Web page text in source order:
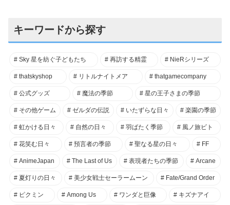
キーワードから探す
Sky 星を紡ぐ子どもたち 再訪する精霊 NieRシリーズ
thatskyshop リトルナイトメア thatgamecompany
公式グッズ 魔法の季節 星の王子さまの季節
その他ゲーム ゼルダの伝説 いたずらな日々 楽園の季節
虹かける日々 自然の日々 羽ばたく季節 風ノ旅ビト
花笑む日々 預言者の季節 聖なる星の日々 FF
AnimeJapan The Last of Us 表現者たちの季節 Arcane
夏灯りの日々 美少女戦士セーラームーン Fate/Grand Order
ピクミン Among Us ワンダと巨像 キズナアイ